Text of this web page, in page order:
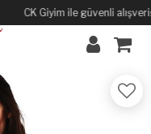
CK Giyim ile güvenli